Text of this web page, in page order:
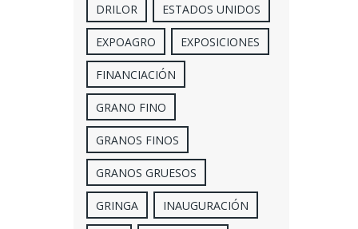
DRILOR ESTADOS UNIDOS
EXPOAGRO EXPOSICIONES
FINANCIACIÓN
GRANO FINO
GRANOS FINOS
GRANOS GRUESOS
GRINGA INAUGURACIÓN